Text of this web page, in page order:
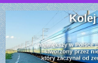
S
k
i
p
t